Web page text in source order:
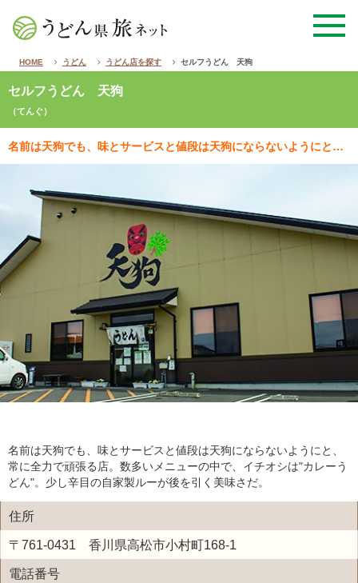
HOME うどん うどん店を探す セルフうどん 天狗
セルフうどん 天狗
（てんぐ）
名前は天狗でも、味とサービスと値段は天狗にならないようにと、常に全力で頑張る店。数多いメニューの中で…
名前は天狗でも、味とサービスと値段は天狗にならないようにと、
常に全力で頑張る店。数多いメニューの中で、イチオシは"カレーう
どん"。少し辛目の自家製ルーが後を引く美味さだ。
住所
〒761-0431 香川県高松市小村町168-1
電話番号